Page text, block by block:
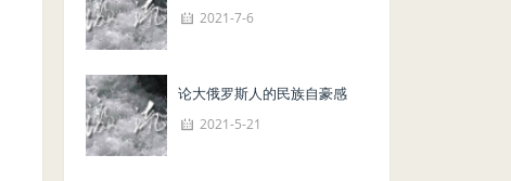
2021-7-6
论大俄罗斯人的民族自豪感
2021-5-21